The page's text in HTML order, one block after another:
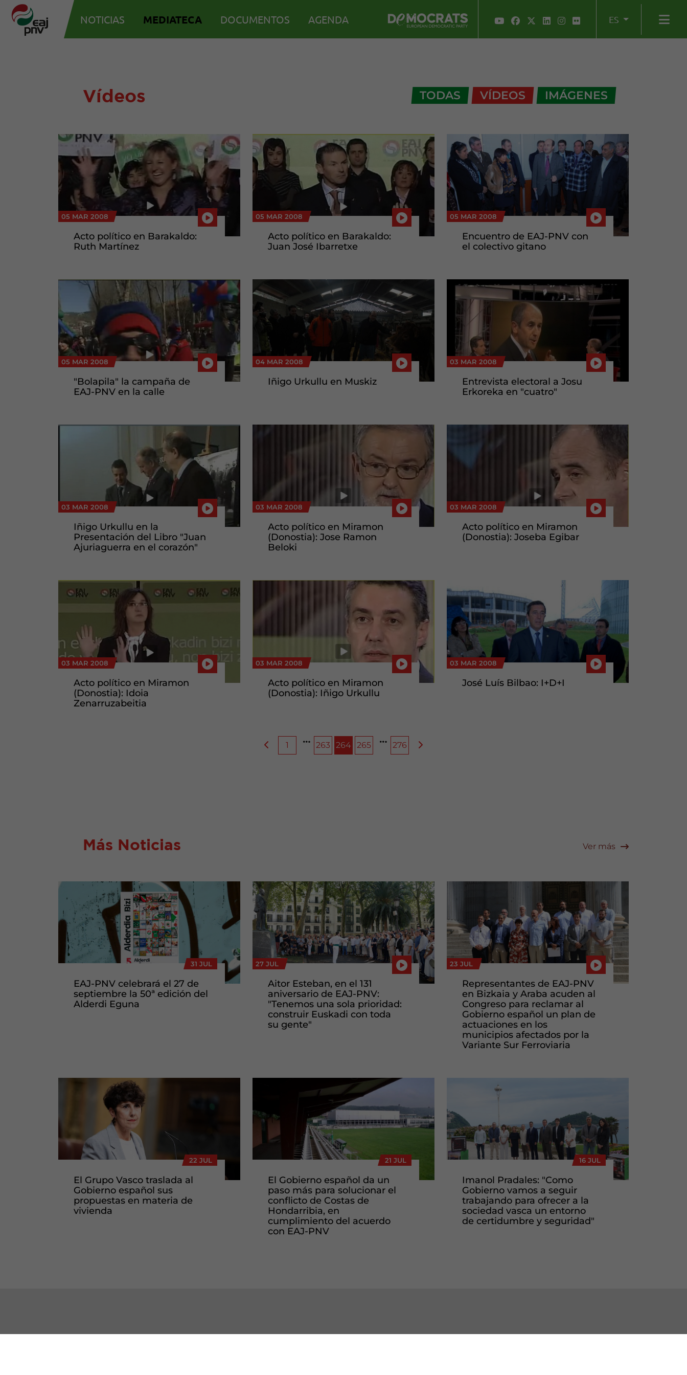
NOTICIAS MEDIATECA DOCUMENTOS AGENDA ES
Vídeos TODAS VÍDEOS IMÁGENES
05 MAR 2008
Acto político en Barakaldo:
Ruth Martínez
05 MAR 2008
Acto político en Barakaldo:
Juan José Ibarretxe
05 MAR 2008
Encuentro de EAJ-PNV con
el colectivo gitano
05 MAR 2008
"Bolapila" la campaña de
EAJ-PNV en la calle
04 MAR 2008
Iñigo Urkullu en Muskiz
03 MAR 2008
Entrevista electoral a Josu
Erkoreka en "cuatro"
03 MAR 2008
Iñigo Urkullu en la
Presentación del Libro "Juan
Ajuriaguerra en el corazón"
03 MAR 2008
Acto político en Miramon
(Donostia): Jose Ramon
Beloki
03 MAR 2008
Acto político en Miramon
(Donostia): Joseba Egibar
03 MAR 2008
Acto político en Miramon
(Donostia): Idoia
Zenarruzabeitia
03 MAR 2008
Acto político en Miramon
(Donostia): Iñigo Urkullu
03 MAR 2008
José Luís Bilbao: I+D+I
1 263 264 265 276
Más Noticias Ver más
31 JUL
EAJ-PNV celebrará el 27 de
septiembre la 50ª edición del
Alderdi Eguna
27 JUL
Aitor Esteban, en el 131
aniversario de EAJ-PNV:
"Tenemos una sola prioridad:
construir Euskadi con toda
su gente"
23 JUL
Representantes de EAJ-PNV
en Bizkaia y Araba acuden al
Congreso para reclamar al
Gobierno español un plan de
actuaciones en los
municipios afectados por la
Variante Sur Ferroviaria
22 JUL
El Grupo Vasco traslada al
Gobierno español sus
propuestas en materia de
vivienda
21 JUL
El Gobierno español da un
paso más para solucionar el
conflicto de Costas de
Hondarribia, en
cumplimiento del acuerdo
con EAJ-PNV
16 JUL
Imanol Pradales: "Como
Gobierno vamos a seguir
trabajando para ofrecer a la
sociedad vasca un entorno
de certidumbre y seguridad"